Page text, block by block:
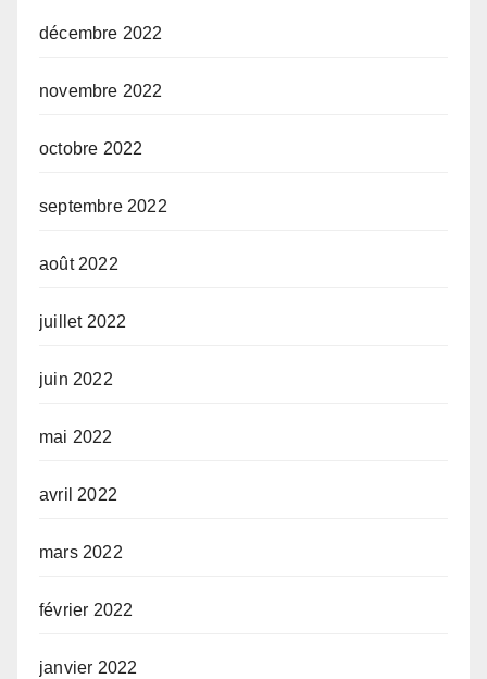
décembre 2022
novembre 2022
octobre 2022
septembre 2022
août 2022
juillet 2022
juin 2022
mai 2022
avril 2022
mars 2022
février 2022
janvier 2022